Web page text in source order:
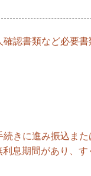
認書類など必要
きに進み振込また
息期間があり、